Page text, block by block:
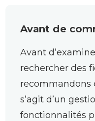
Avant de
Avant
rechercher des
recommandons
s’agit d’un
fonctionnalités